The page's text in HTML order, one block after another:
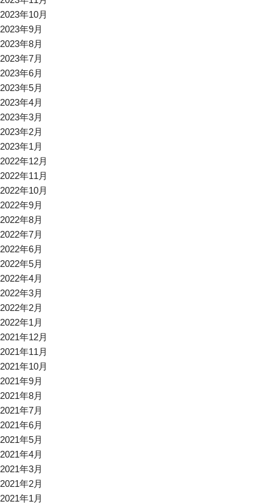
2023年10月
2023年9月
2023年8月
2023年7月
2023年6月
2023年5月
2023年4月
2023年3月
2023年2月
2023年1月
2022年12月
2022年11月
2022年10月
2022年9月
2022年8月
2022年7月
2022年6月
2022年5月
2022年4月
2022年3月
2022年2月
2022年1月
2021年12月
2021年11月
2021年10月
2021年9月
2021年8月
2021年7月
2021年6月
2021年5月
2021年4月
2021年3月
2021年2月
2021年1月